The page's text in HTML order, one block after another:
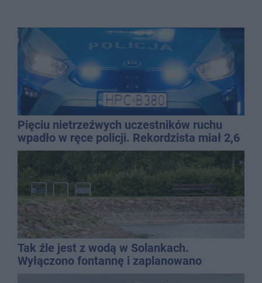
Pięciu nietrzeźwych uczestników ruchu
wpadło w ręce policji. Rekordzista miał 2,6
promila
Tak źle jest z wodą w Solankach.
Wyłączono fontannę i zaplanowano